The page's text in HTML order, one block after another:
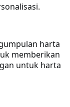
harta
memberikan
untuk harta